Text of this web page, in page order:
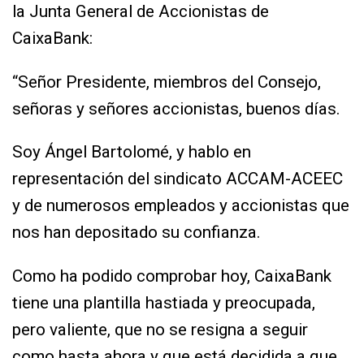
la Junta General de Accionistas de
CaixaBank:
“Señor Presidente, miembros del Consejo,
señoras y señores accionistas, buenos días.
Soy Ángel Bartolomé, y hablo en
representación del sindicato ACCAM-ACEEC
y de numerosos empleados y accionistas que
nos han depositado su confianza.
Como ha podido comprobar hoy, CaixaBank
tiene una plantilla hastiada y preocupada,
pero valiente, que no se resigna a seguir